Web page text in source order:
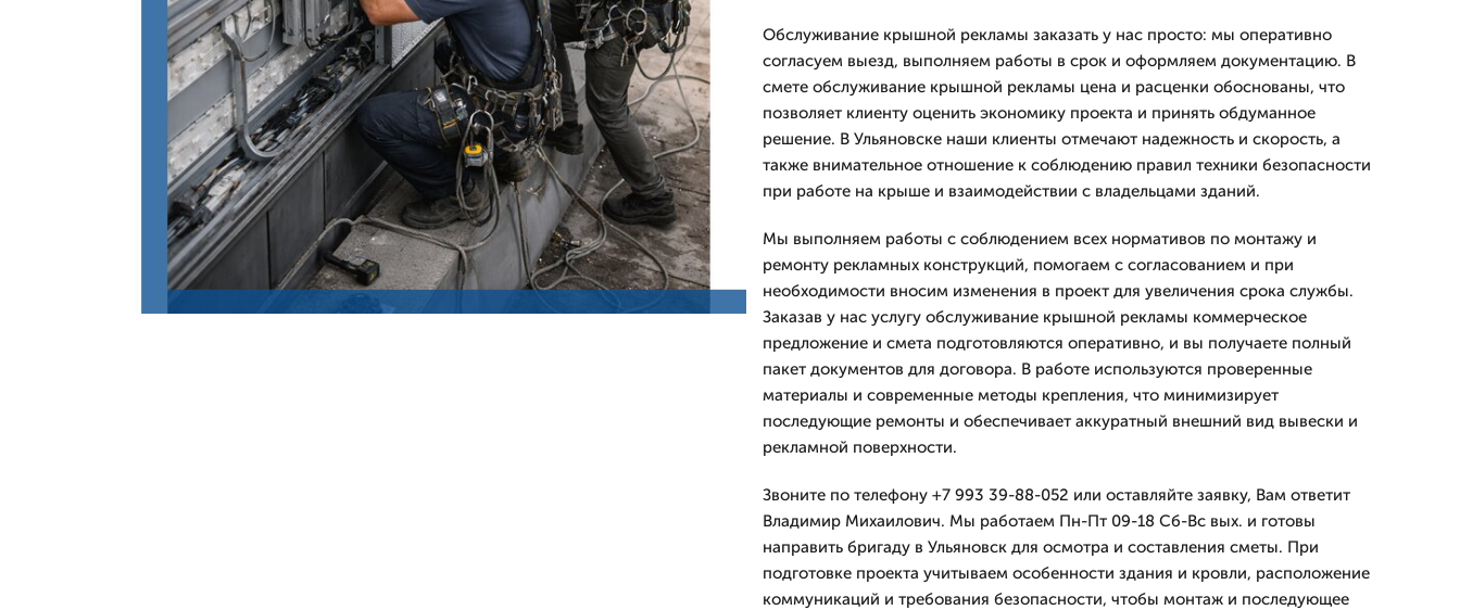
Обслуживание крышной рекламы заказать у нас просто: мы оперативно
согласуем выезд, выполняем работы в срок и оформляем документацию. В
смете обслуживание крышной рекламы цена и расценки обоснованы, что
позволяет клиенту оценить экономику проекта и принять обдуманное
решение. В Ульяновске наши клиенты отмечают надежность и скорость, а
также внимательное отношение к соблюдению правил техники безопасности
при работе на крыше и взаимодействии с владельцами зданий.
Мы выполняем работы с соблюдением всех нормативов по монтажу и
ремонту рекламных конструкций, помогаем с согласованием и при
необходимости вносим изменения в проект для увеличения срока службы.
Заказав у нас услугу обслуживание крышной рекламы коммерческое
предложение и смета подготовляются оперативно, и вы получаете полный
пакет документов для договора. В работе используются проверенные
материалы и современные методы крепления, что минимизирует
последующие ремонты и обеспечивает аккуратный внешний вид вывески и
рекламной поверхности.
Звоните по телефону +7 993 39-88-052 или оставляйте заявку, Вам ответит
Владимир Михаилович. Мы работаем Пн-Пт 09-18 Сб-Вс вых. и готовы
направить бригаду в Ульяновск для осмотра и составления сметы. При
подготовке проекта учитываем особенности здания и кровли, расположение
коммуникаций и требования безопасности, чтобы монтаж и последующее